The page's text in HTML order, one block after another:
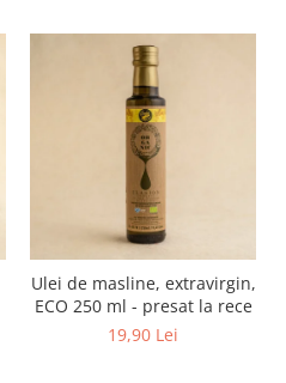
Ulei de masline, extravirgin,
ECO 250 ml - presat la rece
19,90 Lei